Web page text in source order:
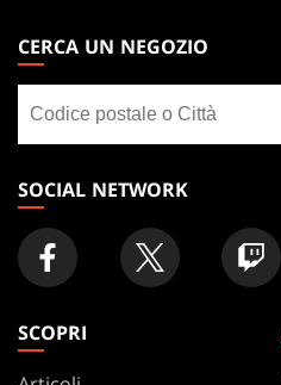
THE
GATHERING
FOOTER
CERCA UN NEGOZIO
un
negozio
SOCIAL NETWORK
SCOPRI